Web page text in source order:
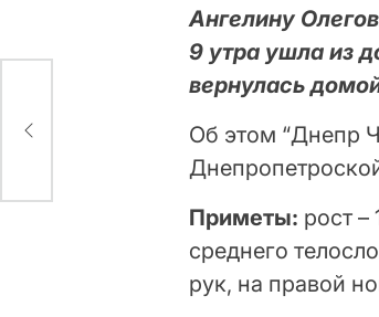
Ангелину
9 утра ушла из
вернулась
Об этом “Днепр
Приметы: рост –
среднего
рук, на правой